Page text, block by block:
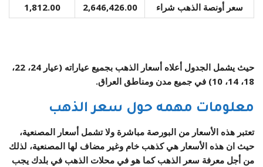
سعر أونصة الذهب شراء
2,646,426.00
1,812.00
حيث يشمل الجدول أعلاه أسعار الذهب بجميع عياراته (عيار 24، 22،
18، 14، 10) في جميع مدن ومناطق العراق.
معلومات مهمه حول سعر الذهب
تعتبر هذه الأسعار من البورصة مباشرة ولا تشمل أسعار المصنعية،
حيث ان هذه الأسعار هي كذهب خام وغير مضاف لها المصنعية، لذلك
من أجل معرفة سعر الذهب كما هو في محلات الذهب في بلدك يجب